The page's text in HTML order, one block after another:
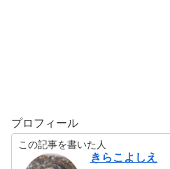
プロフィール
この記事を書いた人
きらこよしえ